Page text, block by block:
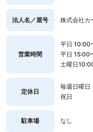
法人名／屋号 株式会社カ
営業時間
平日 10:00
平日 15:00
土曜日
定休日
毎週日曜日
祝日
駐車場 なし